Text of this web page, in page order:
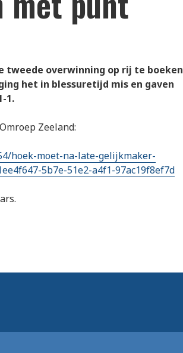
tweede overwinning op rij te boeken
het in blessuretijd mis en gaven
1.
Zeeland:
hoek-moet-na-late-gelijkmaker-
5b7e-51e2-a4f1-97ac19f8ef7d